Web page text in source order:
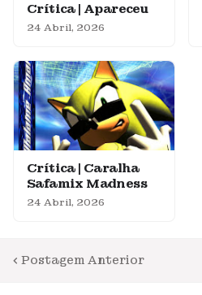
Crítica | Apareceu
24 Abril, 2026
Crítica | Caralha
Safamix Madness
24 Abril, 2026
Postagem Anterior